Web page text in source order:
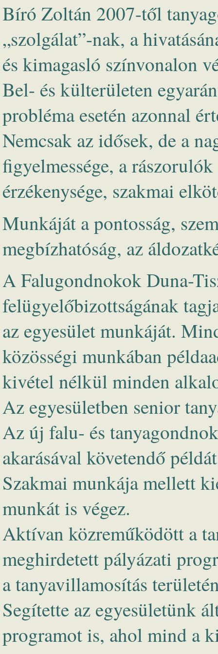
Bíró Zoltán 2007-től
„szolgálat”-nak, a
és kimagasló színvonalon
Bel- és külterületen
probléma esetén azonnal
Nemcsak az idősek, de a
figyelmessége, a
érzékenysége, szakmai
Munkáját a pontosság,
megbízhatóság, az
A Falugondnokok Duna-
felügyelőbizottságának
az egyesület munkáját.
közösségi munkában
kivétel nélkül minden
Az egyesületben senior
Az új falu- és
akarásával követendő
Szakmai munkája mellett
munkát is végez.
Aktívan közreműködött a
meghirdetett pályázati
a tanyavillamosítás
Segítette az egyesületünk
programot is, ahol mind a